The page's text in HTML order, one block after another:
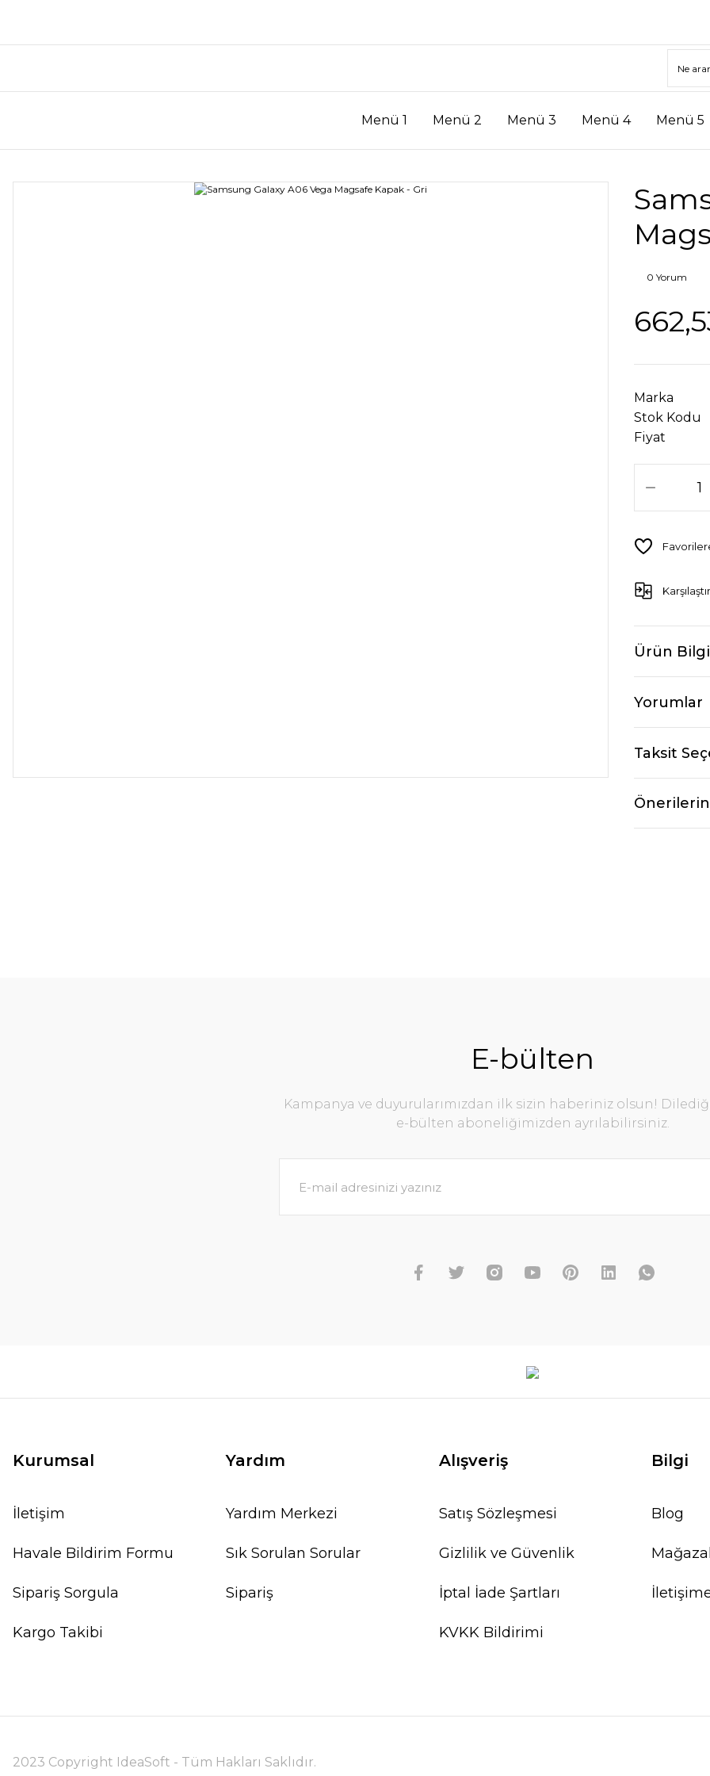
Menü 1 Menü 2 Menü 3 Menü 4 Menü 5
0 Yorum
Marka
Stok Kodu
Fiyat
Karşılaştır
Ürün
Yorumlar
Taksit
E-bülten
Kampanya ve duyurularımızdan ilk sizin haberiniz olsun!
e-bülten aboneliğimizden ayrılabilirsiniz.
Kurumsal
İletişim
Havale Bildirim Formu
Sipariş Sorgula
Kargo Takibi
Yardım
Yardım Merkezi
Sık Sorulan Sorular
Sipariş
Alışveriş
Satış Sözleşmesi
Gizlilik ve Güvenlik
İptal İade Şartları
KVKK Bildirimi
Bilgi
Blog
2023 Copyright IdeaSoft - Tüm Hakları Saklıdır.